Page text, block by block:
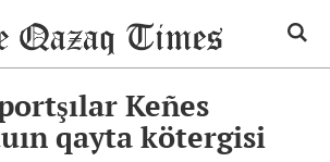
Keñes
qayta kötergisi